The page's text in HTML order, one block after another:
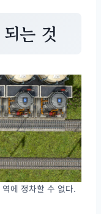
는 것
에 정차할 수 없다.